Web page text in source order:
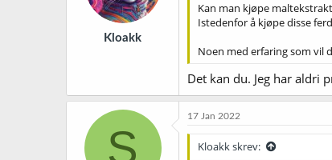
Kloakk
Kan man kjøpe
Istedenfor å kjøpe disse
Noen med erfaring som vil
Det kan du. Jeg har aldri
S
17 Jan 2022
Kloakk skrev: